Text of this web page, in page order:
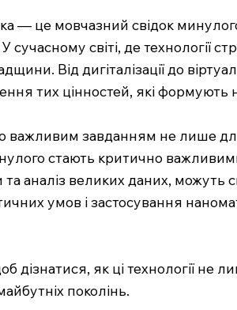
— це мовчазний свідок
сучасному світі, де
Від дигіталізації до
тих цінностей, які формують
завданням не лише для
стають критично
аналіз великих даних, можуть
умов і застосування
як ці технології не
поколінь.